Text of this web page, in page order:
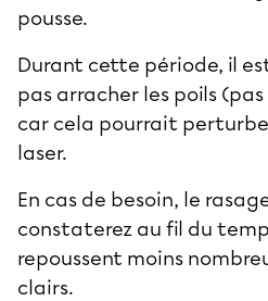
pousse.
Durant cette période, il
pas arracher les poils
car cela pourrait
laser.
En cas de besoin, le
constaterez au fil du
repoussent moins
clairs.